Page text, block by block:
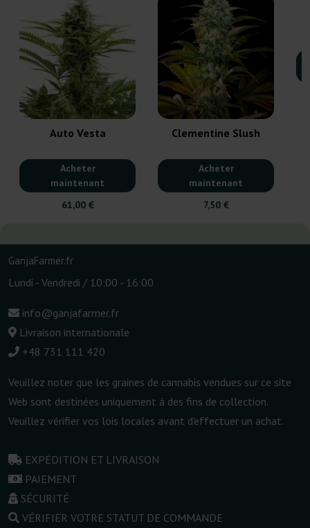
Auto Vesta
Acheter
maintenant
61,00 €
Clementine Slush
Acheter
maintenant
7,50 €
GanjaFarmer.fr
Lundi - Vendredi / 10:00 - 16:00
info@ganjafarmer.fr
Livraison internationale
+48 731 111 420
Veuillez noter que les graines de cannabis vendues sur ce site
Web sont destinées uniquement à des fins de collection.
Veuillez vérifier vos lois locales avant d'effectuer un achat.
EXPÉDITION ET LIVRAISON
PAIEMENT
SÉCURITÉ
VÉRIFIER VOTRE STATUT DE COMMANDE